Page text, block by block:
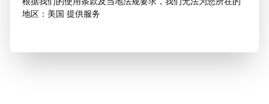
地区：美国 提供服务